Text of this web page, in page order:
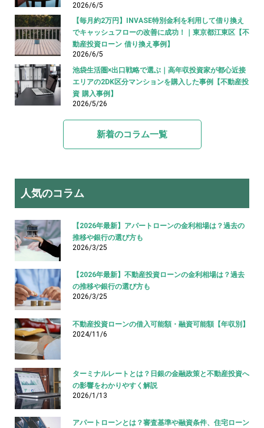
2026/6/5
【毎月約2万円】INVASE特別金利を利用して借り換え
でキャッシュフローの改善に成功！｜東京都江東区【不
動産投資ローン 借り換え事例】
2026/6/5
池袋生活圏×出口戦略で選ぶ｜高年収投資家が都心近接
エリアの2DK区分マンションを購入した事例【不動産投
資 購入事例】
2026/5/26
新着のコラム一覧
人気のコラム
【2026年最新】アパートローンの金利相場は？過去の
推移や銀行の選び方も
2026/3/25
【2026年最新】不動産投資ローンの金利相場は？過去
の推移や銀行の選び方も
2026/3/25
不動産投資ローンの借入可能額・融資可能額【年収別】
2024/11/6
ターミナルレートとは？日銀の金融政策と不動産投資へ
の影響をわかりやすく解説
2026/1/13
アパートローンとは？審査基準や融資条件、住宅ローン